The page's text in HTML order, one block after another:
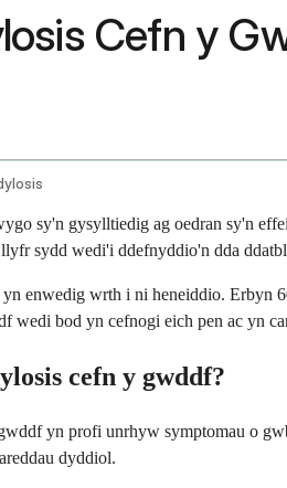
Cefn y
sy'n gysylltiedig ag oedran sy'n
sydd wedi'i ddefnyddio'n dda
enwedig wrth i ni heneiddio. Erbyn
wedi bod yn cefnogi eich pen ac yn
cefn y gwddf?
yn profi unrhyw symptomau o
dyddiol.